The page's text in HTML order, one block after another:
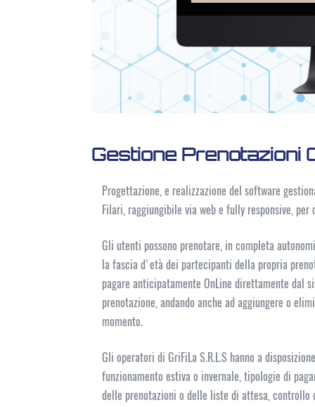
Gestione Prenotazioni
Progettazione, e realizzazione del software
Filari, raggiungibile via web e fully responsive, per
Gli utenti possono prenotare, in completa
la fascia d'età dei partecipanti della propria
pagare anticipatamente OnLine direttamente dal
prenotazione, andando anche ad aggiungere o
momento.
Gli operatori di GriFiLa S.R.L.S hanno a
funzionamento estiva o invernale, tipologie di
delle prenotazioni o delle liste di attesa, controllo